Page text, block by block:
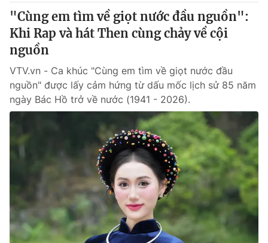
"Cùng em tìm về giọt nước đầu nguồn":
Khi Rap và hát Then cùng chảy về cội
nguồn
VTV.vn - Ca khúc "Cùng em tìm về giọt nước đầu
nguồn" được lấy cảm hứng từ dấu mốc lịch sử 85 năm
ngày Bác Hồ trở về nước (1941 - 2026).